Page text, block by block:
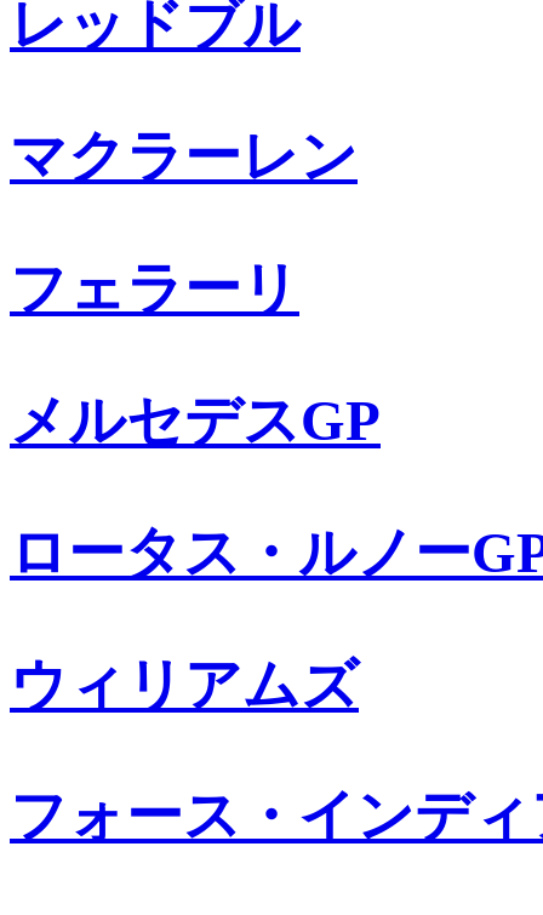
レッドブル
マクラーレン
フェラーリ
メルセデスGP
ロータス・ルノー
ウィリアムズ
フォース・インデ